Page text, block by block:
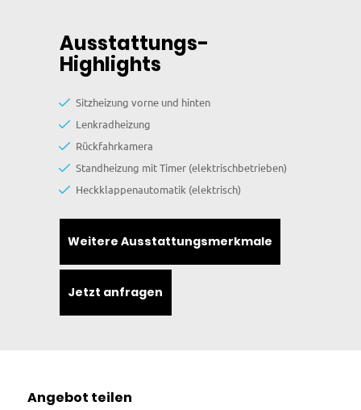
Ausstattungs-
Highlights
Sitzheizung vorne und hinten
Lenkradheizung
Rückfahrkamera
Standheizung mit Timer (elektrischbetrieben)
Heckklappenautomatik (elektrisch)
Weitere Ausstattungsmerkmale
Jetzt anfragen
Angebot teilen